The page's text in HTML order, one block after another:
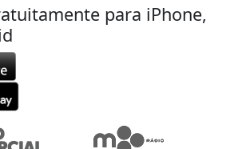
para iPhone,